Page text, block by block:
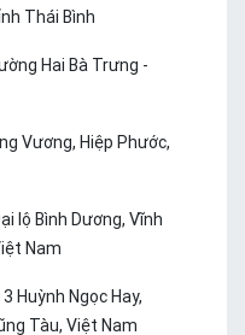
Thái Bình
Hai Bà Trưng -
Vương, Hiệp Phước,
lộ Bình Dương, Vĩnh
Nam
3 Huỳnh Ngọc Hay,
Tàu, Việt Nam